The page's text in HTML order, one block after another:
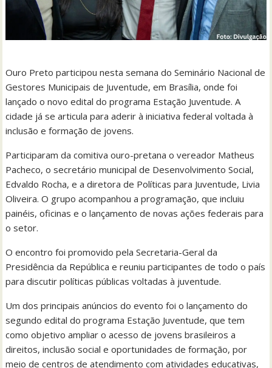
Ouro Preto participou nesta semana do Seminário Nacional de
Gestores Municipais de Juventude, em Brasília, onde foi
lançado o novo edital do programa Estação Juventude. A
cidade já se articula para aderir à iniciativa federal voltada à
inclusão e formação de jovens.
Participaram da comitiva ouro-pretana o vereador Matheus
Pacheco, o secretário municipal de Desenvolvimento Social,
Edvaldo Rocha, e a diretora de Políticas para Juventude, Livia
Oliveira. O grupo acompanhou a programação, que incluiu
painéis, oficinas e o lançamento de novas ações federais para
o setor.
O encontro foi promovido pela Secretaria-Geral da
Presidência da República e reuniu participantes de todo o país
para discutir políticas públicas voltadas à juventude.
Um dos principais anúncios do evento foi o lançamento do
segundo edital do programa Estação Juventude, que tem
como objetivo ampliar o acesso de jovens brasileiros a
direitos, inclusão social e oportunidades de formação, por
meio de centros de atendimento com atividades educativas,